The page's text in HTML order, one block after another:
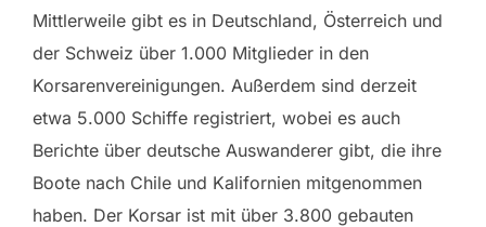
Mittlerweile gibt es in Deutschland, Österreich und
der Schweiz über 1.000 Mitglieder in den
Korsarenvereinigungen. Außerdem sind derzeit
etwa 5.000 Schiffe registriert, wobei es auch
Berichte über deutsche Auswanderer gibt, die ihre
Boote nach Chile und Kalifornien mitgenommen
haben. Der Korsar ist mit über 3.800 gebauten